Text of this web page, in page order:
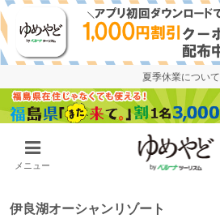
夏季休業について
メニュー
伊良湖オーシャンリゾート